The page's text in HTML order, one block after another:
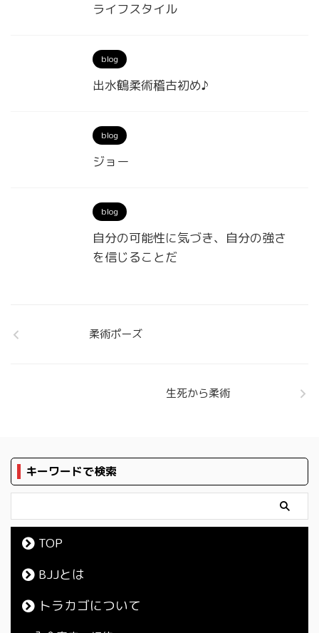
ライフスタイル
blog
出水鶴柔術稽古初め♪
blog
ジョー
blog
自分の可能性に気づき、自分の強さ
を信じることだ
柔術ポーズ
生死から柔術
キーワードで検索
TOP
BJJとは
トラカゴについて